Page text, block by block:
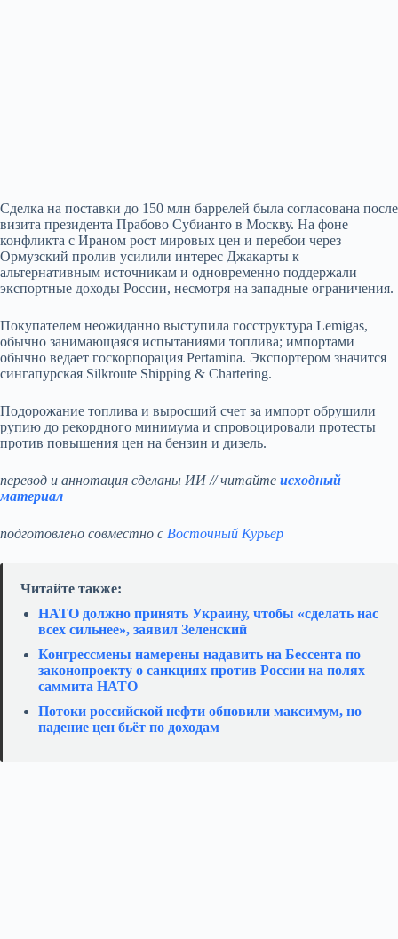
Сделка на поставки до 150 млн баррелей была согласована после
визита президента Прабово Субианто в Москву. На фоне
конфликта с Ираном рост мировых цен и перебои через
Ормузский пролив усилили интерес Джакарты к
альтернативным источникам и одновременно поддержали
экспортные доходы России, несмотря на западные ограничения.
Покупателем неожиданно выступила госструктура Lemigas,
обычно занимающаяся испытаниями топлива; импортами
обычно ведает госкорпорация Pertamina. Экспортером значится
сингапурская Silkroute Shipping & Chartering.
Подорожание топлива и выросший счет за импорт обрушили
рупию до рекордного минимума и спровоцировали протесты
против повышения цен на бензин и дизель.
перевод и аннотация сделаны ИИ // читайте исходный
материал
подготовлено совместно с Восточный Курьер
Читайте также:
НАТО должно принять Украину, чтобы «сделать нас
всех сильнее», заявил Зеленский
Конгрессмены намерены надавить на Бессента по
законопроекту о санкциях против России на полях
саммита НАТО
Потоки российской нефти обновили максимум, но
падение цен бьёт по доходам